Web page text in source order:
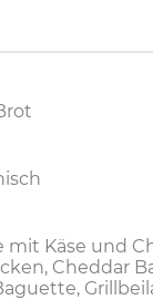
mit Käse und
Cheddar